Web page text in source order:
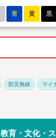
青 黄 黒
防災無線 マイ
教育・文化・